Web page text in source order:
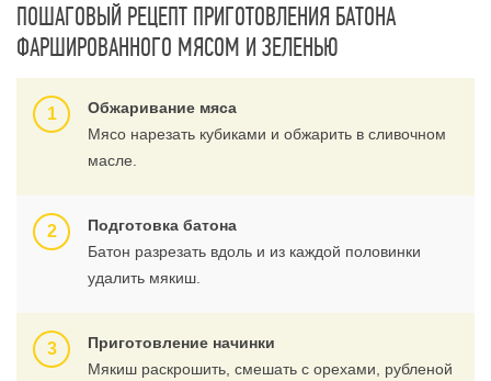
ПОШАГОВЫЙ РЕЦЕПТ ПРИГОТОВЛЕНИЯ БАТОНА
ФАРШИРОВАННОГО МЯСОМ И ЗЕЛЕНЬЮ
Обжаривание мяса
Мясо нарезать кубиками и обжарить в сливочном
масле.
Подготовка батона
Батон разрезать вдоль и из каждой половинки
удалить мякиш.
Приготовление начинки
Мякиш раскрошить, смешать с орехами, рубленой